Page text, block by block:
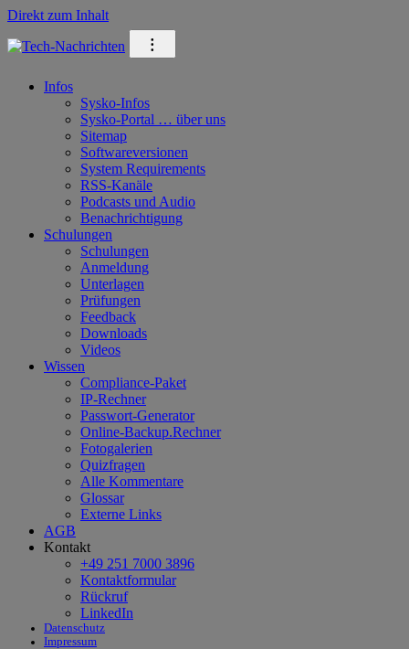
Direkt zum Inhalt
⁝
Infos
Sysko-Infos
Sysko-Portal … über uns
Sitemap
Softwareversionen
System Requirements
RSS-Kanäle
Podcasts und Audio
Benachrichtigung
Schulungen
Schulungen
Anmeldung
Unterlagen
Prüfungen
Feedback
Downloads
Videos
Wissen
Compliance-Paket
IP-Rechner
Passwort-Generator
Online-Backup.Rechner
Fotogalerien
Quizfragen
Alle Kommentare
Glossar
Externe Links
AGB
Kontakt
+49 251 7000 3896
Kontaktformular
Rückruf
LinkedIn
Datenschutz
Impressum